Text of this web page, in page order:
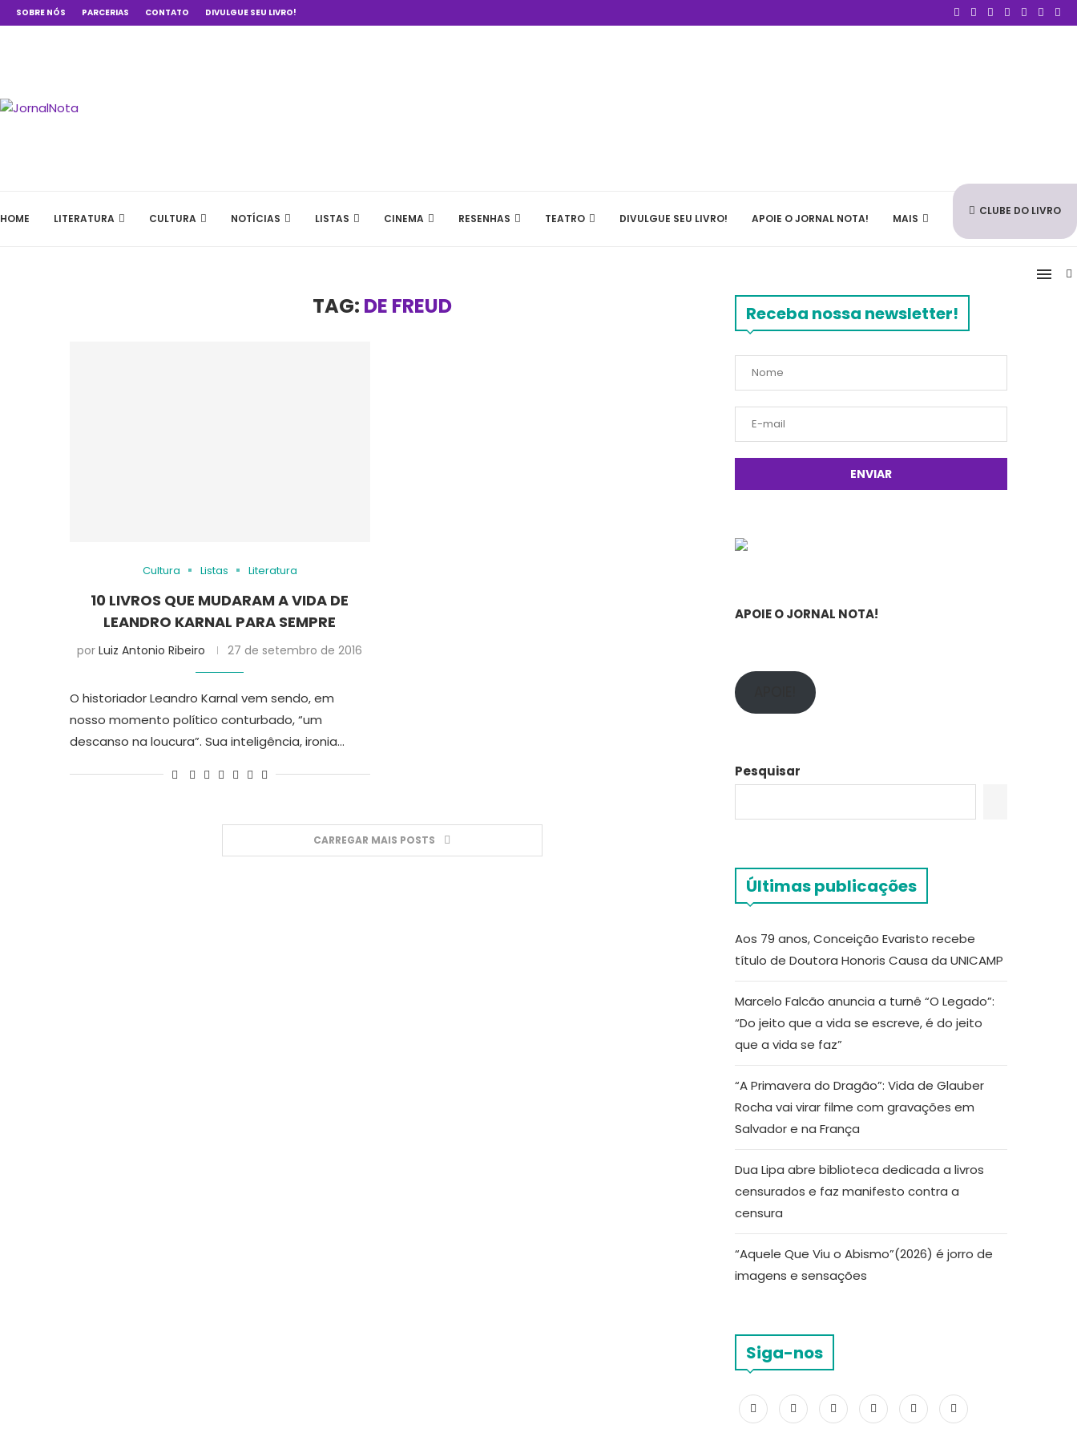
SOBRE NÓS PARCERIAS CONTATO DIVULGUE SEU LIVRO!
HOME LITERATURA CULTURA NOTÍCIAS LISTAS CINEMA RESENHAS TEATRO DIVULGUE SEU LIVRO! APOIE O JORNAL NOTA! MAIS
CLUBE DO LIVRO
TAG: DE FREUD
Cultura Listas Literatura
10 LIVROS QUE MUDARAM A VIDA DE
LEANDRO KARNAL PARA SEMPRE
porLuiz Antonio Ribeiro 27 de setembro de 2016
O historiador Leandro Karnal vem sendo, em
nosso momento político conturbado, “um
descanso na loucura”. Sua inteligência, ironia…
CARREGAR MAIS POSTS
Receba nossa newsletter!
APOIE O JORNAL NOTA!
Pesquisar
Últimas publicações
Aos 79 anos, Conceição Evaristo recebe
título de Doutora Honoris Causa da UNICAMP
Marcelo Falcão anuncia a turnê “O Legado”:
“Do jeito que a vida se escreve, é do jeito
que a vida se faz”
“A Primavera do Dragão”: Vida de Glauber
Rocha vai virar filme com gravações em
Salvador e na França
Dua Lipa abre biblioteca dedicada a livros
censurados e faz manifesto contra a
censura
“Aquele Que Viu o Abismo”(2026) é jorro de
imagens e sensações
Siga-nos